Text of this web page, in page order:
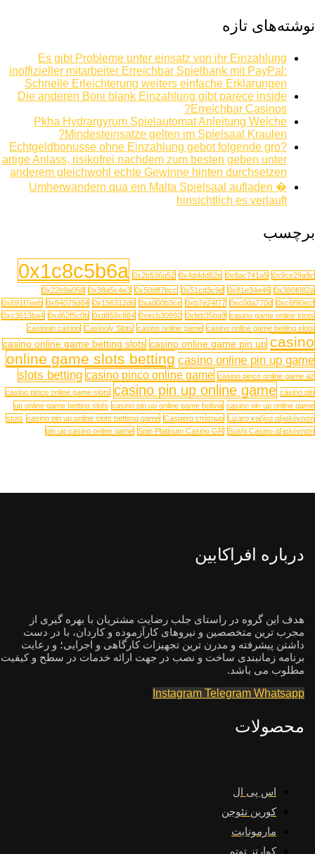
نوشته‌های تازه
Es gibt Probleme unter einsatz von ihr Einzahlung
inoffizieller mitarbeiter Erreichbar Spielbank mit PayPal:
Schnelle Erleichterung weiters einfache Erklarungen
Die anderen Boni blank Einzahlung gibt parece inside
Erreichbar Casinos?
Pkha Hydrargyrum Spielautomat Anleitung Welche
Mindesteinsatze gelten im Spielsaal Kraulen?
Echtgeldbonusse ohne Einzahlung gebot folgende gro?
artige Anlass, risikofrei nachdem zum besten geben unter
anderem gleichwohl echte Gewinne hinten durchsetzen
Umherwandern qua ein Malta Spielsaal aufladen �
hinsichtlich es verlauft
برچسب
0x1c8c5b6a 0x2b536a52 0x4d4dd82e 0x8ac741a5 0x9ce29a9c
0x22b9a058 0x38a5c4e3 0x50d87bcc 0x51cd3c9d 0x81e34e46 0x380f082a
0x691f7eeb 0x84079d84 0x156312d6 0xad00b3ce 0xb7e24f77 0xc0da770d 0xc6f90ecf
0xc3613ba4 0xd62f5c0b 0xd858c884 0xecb30992 0xfeb35ba9 casino game online stots
casinoin casino Casinoly Slots casino online game casino online game betiing slots
casino online game betting slots casino online game pin up casino
online game slots betting casino online pin up game
slots betting casino pinco online game casino pinco online game az
casino pinco online game slots casino pin up online game casino pin
up online game betting slots casino pin up online game bolivia casino pin up online game
stots casino pin up online slots bettimg game Caspero επίσημο Lizaro καζίνο αξιολόγηση
pin up casino online game Spin Platinum Casino GR Sushi Casino αξιολόγηση
درباره افراکابین
هدف این گروه در راستای جلب رضایت مشتریان با بهره گیری از
مجرب ترین متخصصین و نیروهای کارآزموده و کاردان، با در دست
داشتن پیشرفته و مدرن ترین تجهیزات کارگاهی و اجرایی؛ و رعایت
برنامه زمانبندی ساخت و نصب در جهت ارائه خدمات در سطح و کیفیت
مطلوب می باشد.
Instagram Telegram Whatsapp
محصولات
اس پی ال
کورین نئوجن
مارمونایت
کوارتز توتم